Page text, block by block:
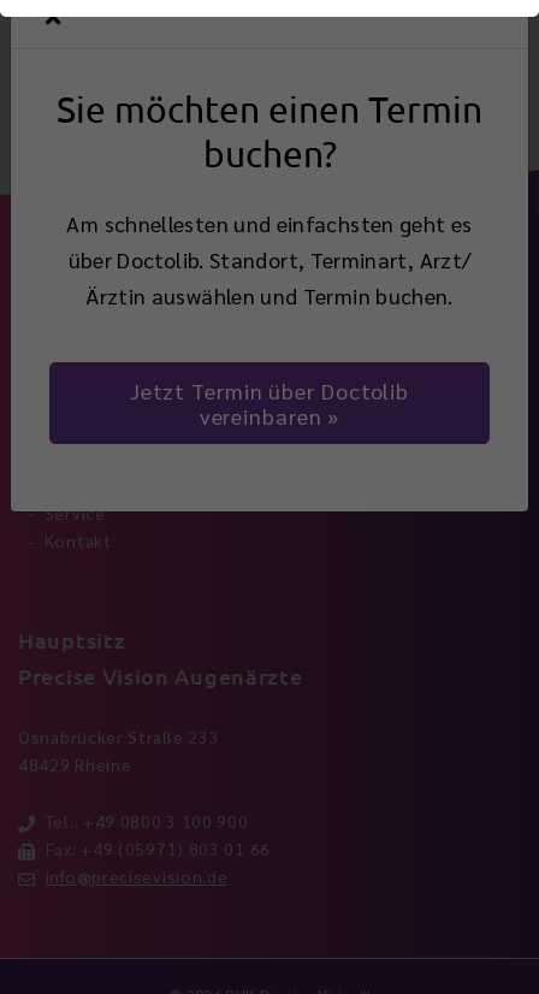
Sie möchten einen Termin
buchen?
Am schnellesten und einfachsten geht es
über Doctolib. Standort, Terminart, Arzt/
Ärztin auswählen und Termin buchen.
Jetzt Termin über Doctolib
vereinbaren
Navigation
Service
Kontakt
Hauptsitz
Precise Vision Augenärzte
Osnabrücker Straße 233
48429 Rheine
Tel.: +49 0800 3 100 900
Fax: +49 (05971) 803 01 66
info@precisevision.de